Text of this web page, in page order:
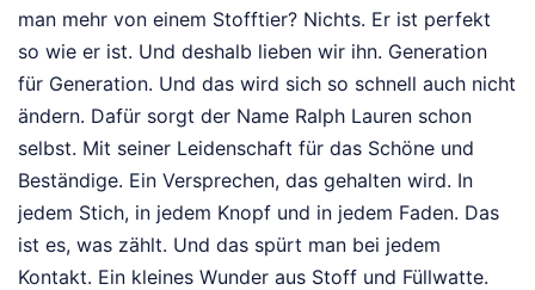
man mehr von einem Stofftier? Nichts. Er ist perfekt
so wie er ist. Und deshalb lieben wir ihn. Generation
für Generation. Und das wird sich so schnell auch nicht
ändern. Dafür sorgt der Name Ralph Lauren schon
selbst. Mit seiner Leidenschaft für das Schöne und
Beständige. Ein Versprechen, das gehalten wird. In
jedem Stich, in jedem Knopf und in jedem Faden. Das
ist es, was zählt. Und das spürt man bei jedem
Kontakt. Ein kleines Wunder aus Stoff und Füllwatte.